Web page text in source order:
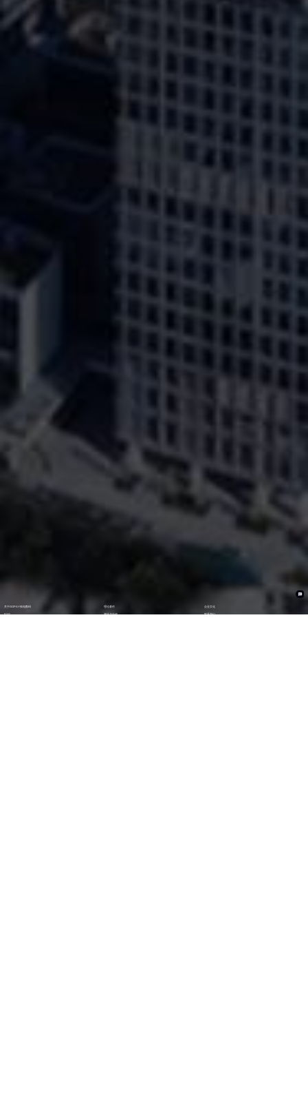
关于GOPAY钱包数码 理论著作 企业文化
ESG 资讯与活动 联系我们